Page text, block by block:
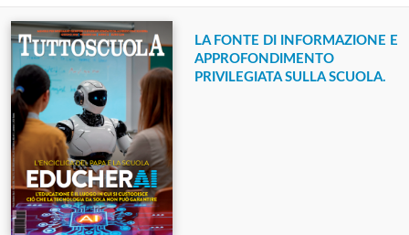
LA FONTE DI INFORMAZIONE E
APPROFONDIMENTO
PRIVILEGIATA SULLA SCUOLA.